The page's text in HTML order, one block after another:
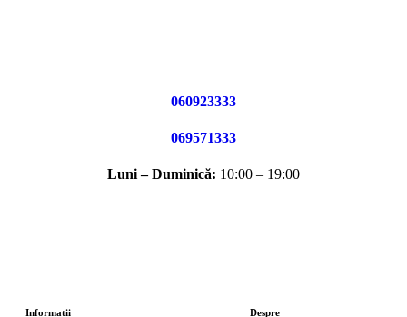
060923333
069571333
Luni – Duminică: 10:00 – 19:00
Despre
Informații